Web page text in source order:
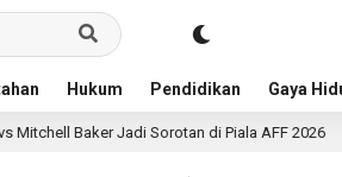
Hukum Pendidikan Gaya
Sorotan di Piala AFF 2026 14 jam lalu